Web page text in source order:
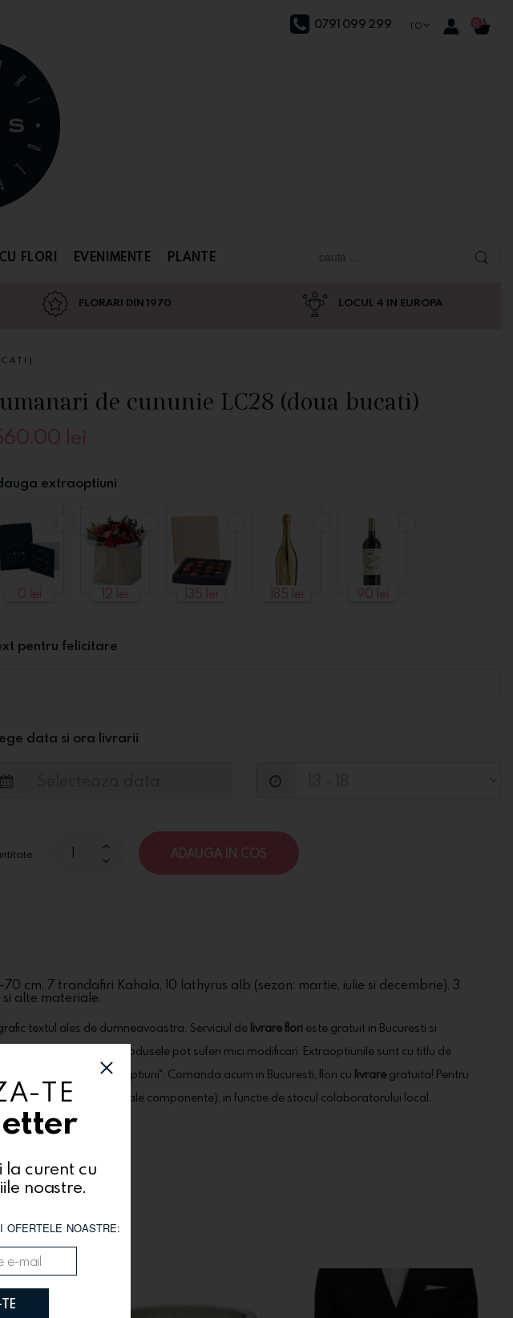
TE
la curent cu
noastre.
OFERTELE NOASTRE:
0791 099 299 ro 0
FLORI EVENIMENTE PLANTE
FLORARI DIN 1970 LOCUL 4 IN EUROPA
de cununie LC28 (doua bucati)
lei
extraoptiuni
0 lei 12 lei 135 lei 185 lei 90 lei
pentru felicitare
data si ora livrarii
ADAUGA IN COS
cm, 7 trandafiri Kahala, 10 lathyrus alb (sezon: martie, iulie si decembrie), 3
si alte materiale.
textul ales de dumneavoastra. Serviciul de livrare flori este gratuit in Bucuresti si
stoc si de sezon, produsele pot suferi mici modificari. Extraoptiunile sunt cu titlu de
din categoria "Extraoptiuni". Comanda acum in Bucuresti, flori cu livrare gratuita! Pentru
alte materiale componente), in functie de stocul colaboratorului local.
si